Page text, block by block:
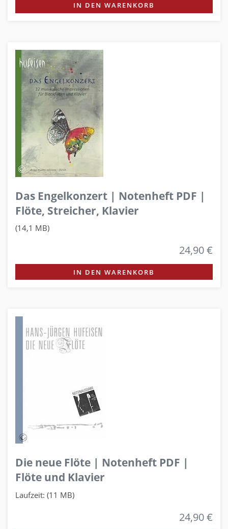
IN DEN WARENKORB
Das Engelkonzert | Notenheft PDF |
Flöte, Streicher, Klavier
(14,1 MB)
24,90 €
IN DEN WARENKORB
Die neue Flöte | Notenheft PDF |
Flöte und Klavier
Laufzeit: (11 MB)
24,90 €